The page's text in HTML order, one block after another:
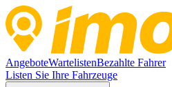
AngeboteWartelistenBezahlte Fahrer
Listen Sie Ihre Fahrzeuge